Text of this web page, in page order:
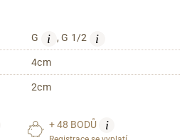
G i , G 1/2 i
4cm
2cm
+ 48 BODŮ i